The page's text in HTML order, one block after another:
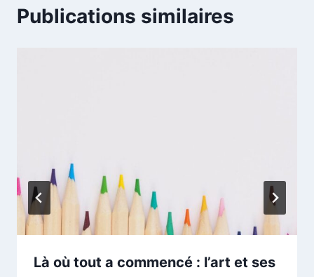
Publications similaires
Là où tout a commencé : l’art et ses